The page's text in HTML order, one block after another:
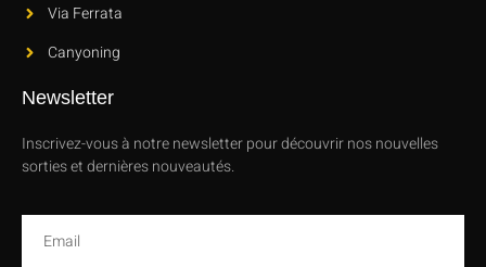
Via Ferrata
Canyoning
Newsletter
Inscrivez-vous à notre newsletter pour découvrir nos nouvelles
sorties et dernières nouveautés.